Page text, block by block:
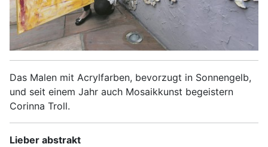
Das Malen mit Acrylfarben, bevorzugt in Sonnengelb,
und seit einem Jahr auch Mosaikkunst begeistern
Corinna Troll.
Lieber abstrakt